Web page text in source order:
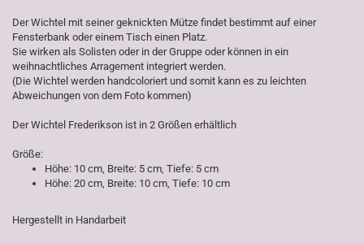
Der Wichtel mit seiner geknickten Mütze findet bestimmt auf einer
Fensterbank oder einem Tisch einen Platz.
Sie wirken als Solisten oder in der Gruppe oder können in ein
weihnachtliches Arragement integriert werden.
(Die Wichtel werden handcoloriert und somit kann es zu leichten
Abweichungen von dem Foto kommen)
Der Wichtel Frederikson ist in 2 Größen erhältlich
Größe:
Höhe: 10 cm, Breite: 5 cm, Tiefe: 5 cm
Höhe: 20 cm, Breite: 10 cm, Tiefe: 10 cm
Hergestellt in Handarbeit